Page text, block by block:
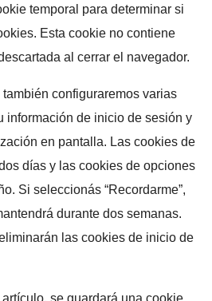
temporal para determinar si
Esta cookie no contiene
al cerrar el navegador.
configuraremos varias
información de inicio de sesión y
en pantalla. Las cookies de
días y las cookies de opciones
Si seleccionás “Recordarme”,
durante dos semanas.
las cookies de inicio de
se guardará una cookie